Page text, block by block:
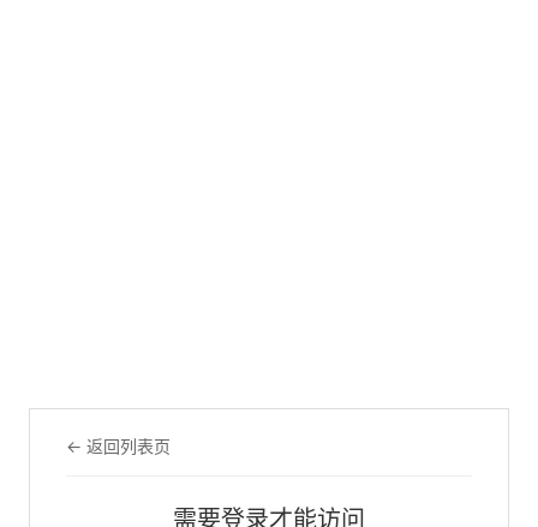
← 返回列表页
需要登录才能访问